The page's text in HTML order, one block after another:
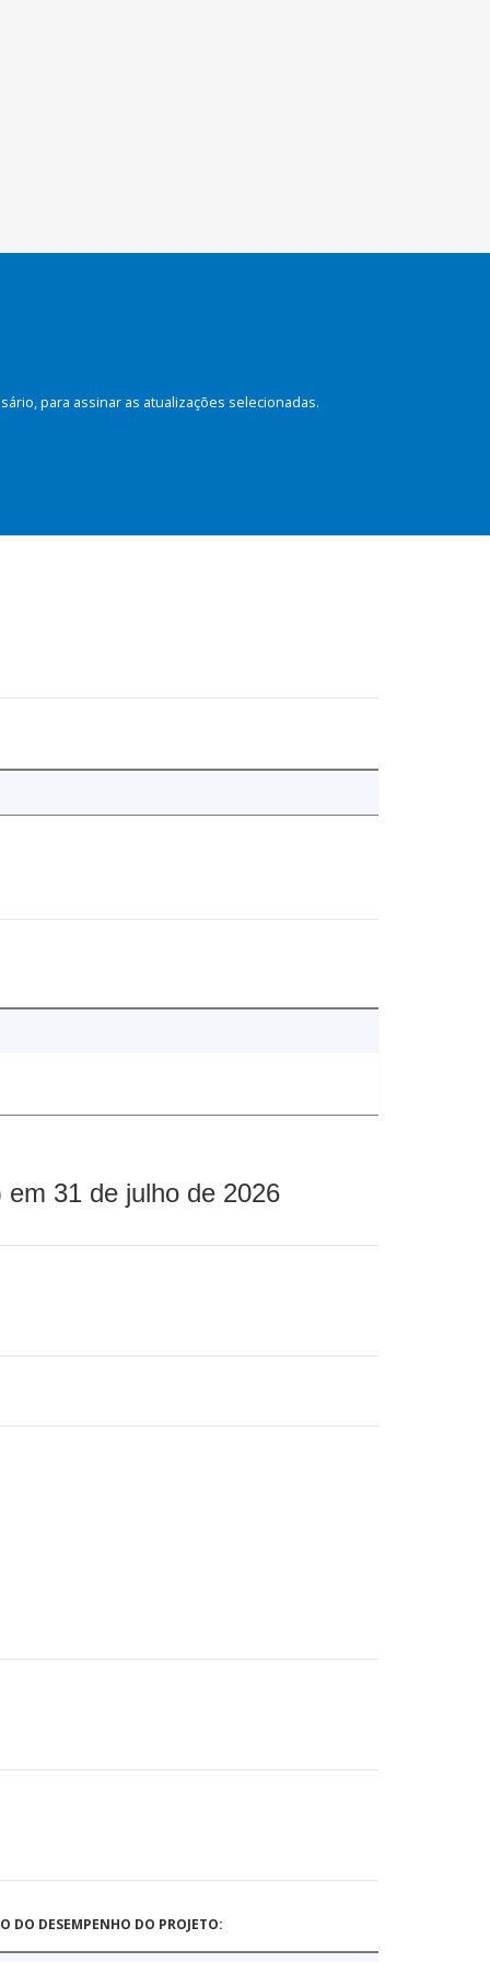
para assinar as atualizações selecionadas.
31 de julho de 2026
DO DESEMPENHO DO PROJETO: